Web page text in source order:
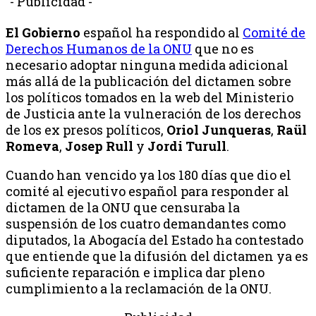
El Gobierno español ha respondido al Comité de
Derechos Humanos de la ONU que no es
necesario adoptar ninguna medida adicional
más allá de la publicación del dictamen sobre
los políticos tomados en la web del Ministerio
de Justicia ante la vulneración de los derechos
de los ex presos políticos, Oriol Junqueras, Raül
Romeva, Josep Rull y Jordi Turull.
Cuando han vencido ya los 180 días que dio el
comité al ejecutivo español para responder al
dictamen de la ONU que censuraba la
suspensión de los cuatro demandantes como
diputados, la Abogacía del Estado ha contestado
que entiende que la difusión del dictamen ya es
suficiente reparación e implica dar pleno
cumplimiento a la reclamación de la ONU.